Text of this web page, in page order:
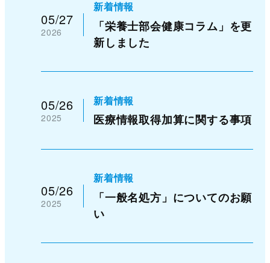
05/27
2026
新着情報
「栄養士部会健康コラム」を更
新しました
05/26
2025
新着情報
医療情報取得加算に関する事項
05/26
2025
新着情報
「一般名処方」についてのお願
い